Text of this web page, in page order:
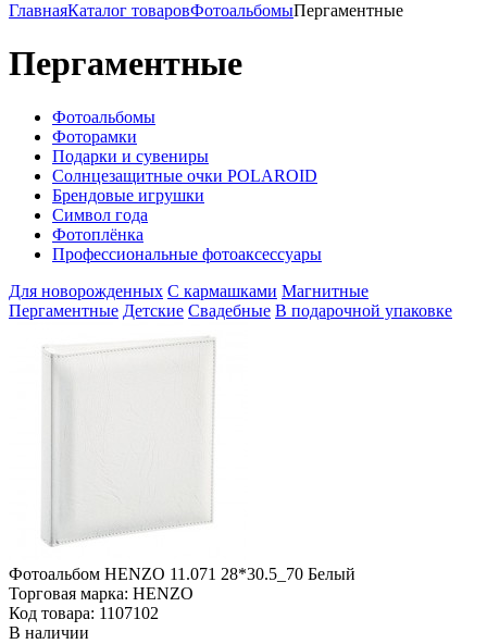
ГлавнаяКаталог товаровФотоальбомыПергаментные
Пергаментные
Фотоальбомы
Фоторамки
Подарки и сувениры
Солнцезащитные очки POLAROID
Брендовые игрушки
Символ года
Фотоплёнка
Профессиональные фотоаксессуары
Для новорожденных С кармашками Магнитные
Пергаментные Детские Свадебные В подарочной упаковке
Фотоальбом HENZO 11.071 28*30.5_70 Белый
Торговая марка: HENZO
Код товара: 1107102
В наличии